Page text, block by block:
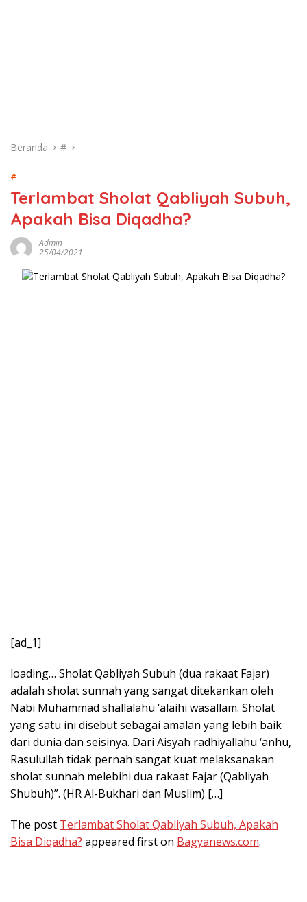
Beranda #
#
Terlambat Sholat Qabliyah Subuh,
Apakah Bisa Diqadha?
Admin
25/04/2021
[ad_1]
loading… Sholat Qabliyah Subuh (dua rakaat Fajar)
adalah sholat sunnah yang sangat ditekankan oleh
Nabi Muhammad shallalahu ‘alaihi wasallam. Sholat
yang satu ini disebut sebagai amalan yang lebih baik
dari dunia dan seisinya. Dari Aisyah radhiyallahu ‘anhu,
Rasulullah tidak pernah sangat kuat melaksanakan
sholat sunnah melebihi dua rakaat Fajar (Qabliyah
Shubuh)”. (HR Al-Bukhari dan Muslim) […]
The post Terlambat Sholat Qabliyah Subuh, Apakah
Bisa Diqadha? appeared first on Bagyanews.com.